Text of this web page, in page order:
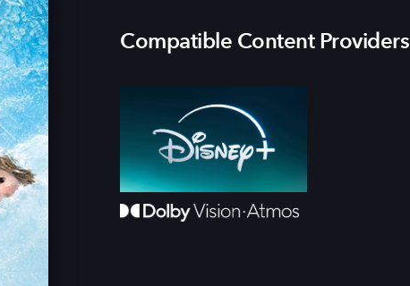
Compatible Content Providers